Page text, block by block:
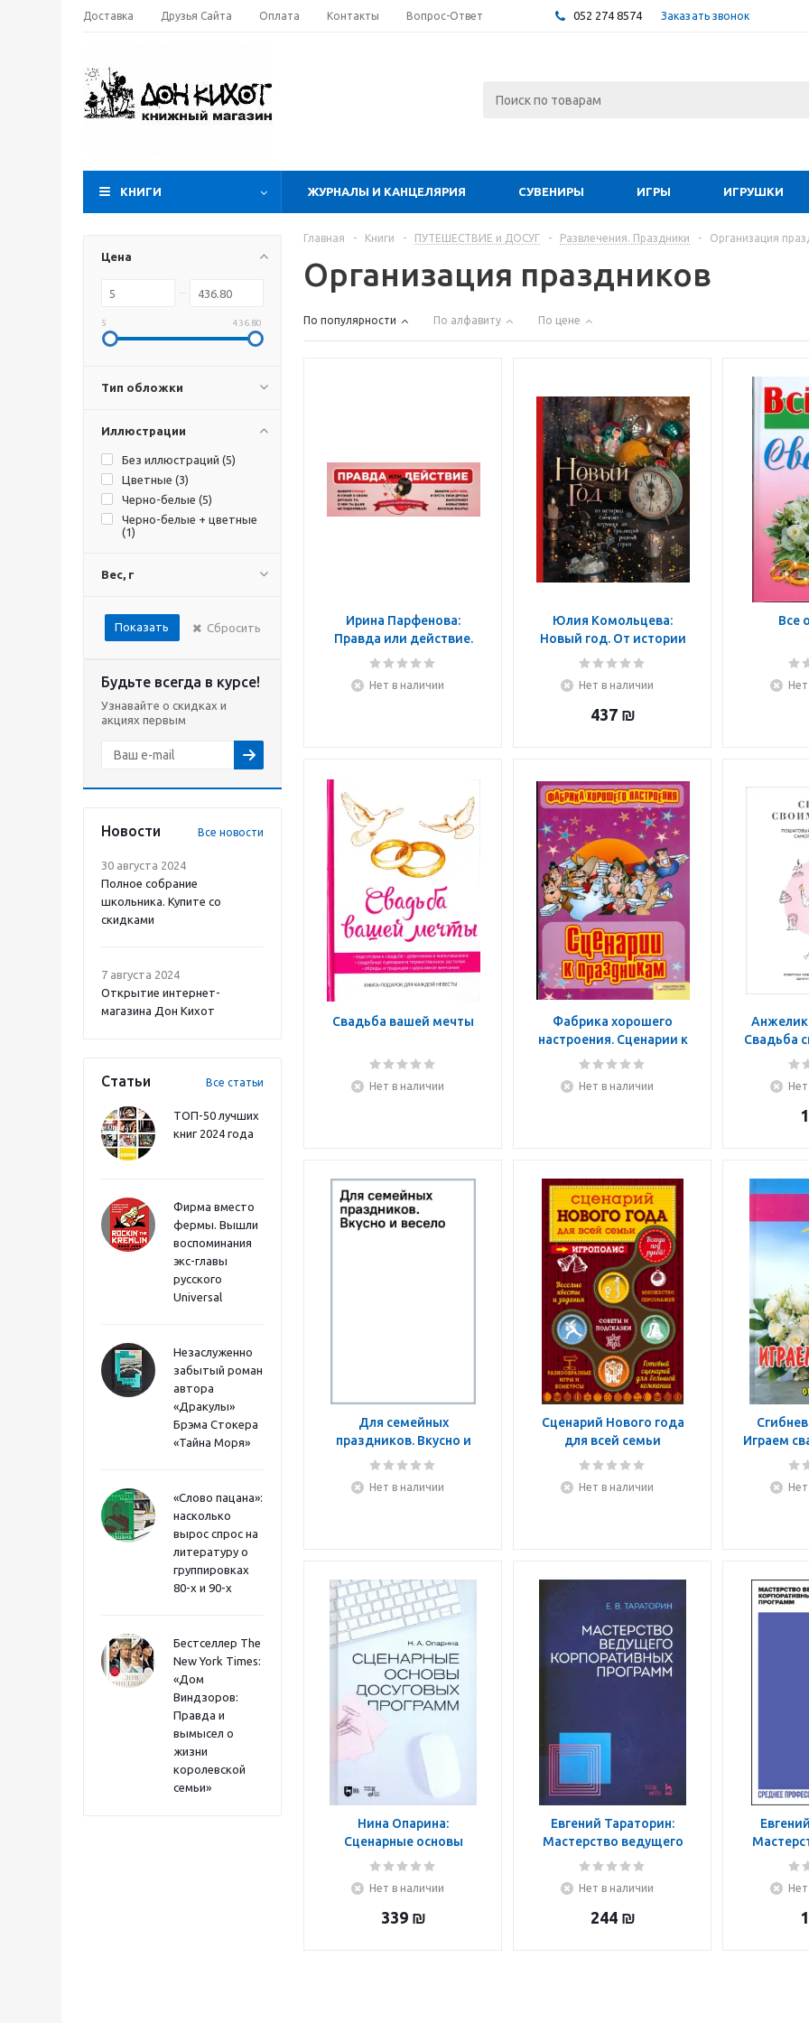
Доставка Друзья Сайта Оплата Контакты Вопрос-Ответ 052 274 8574 Заказать звонок
КНИГИ ЖУРНАЛЫ И КАНЦЕЛЯРИЯ СУВЕНИРЫ ИГРЫ ИГРУШКИ
Цена
5 436.80
Тип обложки
Иллюстрации
Без иллюстраций (5)
Цветные (3)
Черно-белые (5)
Черно-белые + цветные
(1)
Вес, г
Показать Сбросить
Будьте всегда в курсе!
Узнавайте о скидках и
акциях первым
Новости Все новости
30 августа 2024
Полное собрание
школьника. Купите со
скидками
7 августа 2024
Открытие интернет-
магазина Дон Кихот
Статьи Все статьи
ТОП-50 лучших
книг 2024 года
Фирма вместо
фермы. Вышли
воспоминания
экс-главы
русского
Universal
Незаслуженно
забытый роман
автора
«Дракулы»
Брэма Стокера
«Тайна Моря»
«Слово пацана»:
насколько
вырос спрос на
литературу о
группировках
80-х и 90-х
Бестселлер The
New York Times:
«Дом
Виндзоров:
Правда и
вымысел о
жизни
королевской
семьи»
Главная - Книги - ПУТЕШЕСТВИЕ и ДОСУГ - Развлечения. Праздники - Организация
Организация праздников
По популярности По алфавиту По цене
Ирина Парфенова:
Правда или действие.
Лучшая игра для веселой
Нет в наличии
Юлия Комольцева:
Новый год. От истории
елочных игрушек до
Нет в наличии
437₪
Все
Свадьба вашей мечты
Нет в наличии
Фабрика хорошего
настроения. Сценарии к
праздникам
Нет в наличии
Свадьба
Для семейных
праздников. Вкусно и
весело
Нет в наличии
Сценарий Нового года
для всей семьи
Нет в наличии
Играем
Нина Опарина:
Сценарные основы
досуговых программ.
Нет в наличии
339₪
Евгений Тараторин:
Мастерство ведущего
корпоративных
Нет в наличии
244₪